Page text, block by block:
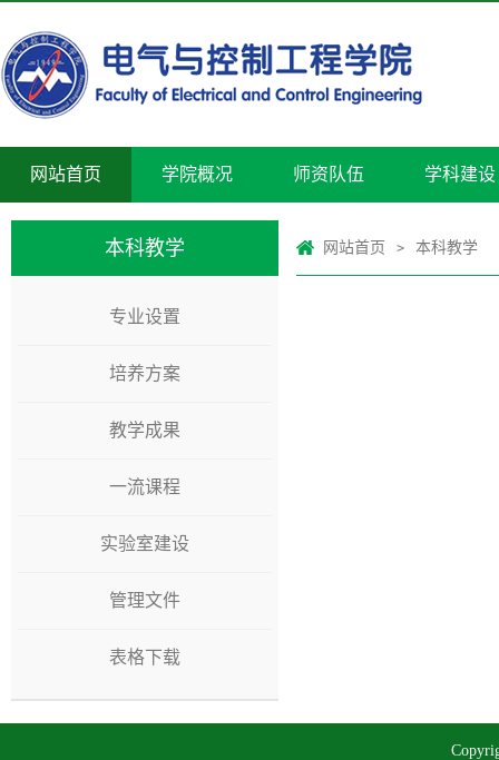
网站首页 学院概况 师资队伍 学科建设
本科教学
专业设置
培养方案
教学成果
一流课程
实验室建设
管理文件
表格下载
网站首页 > 本科教学